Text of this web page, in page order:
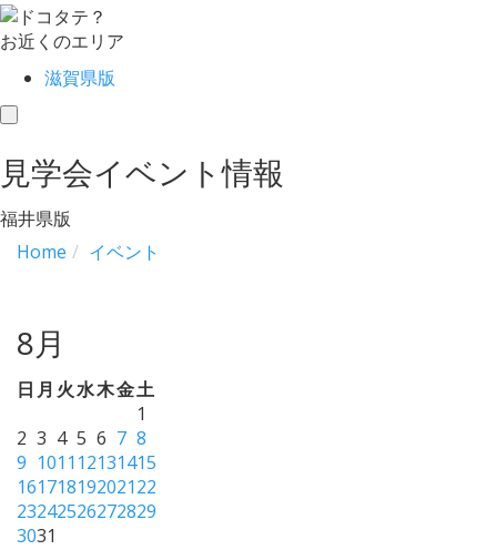
お近くのエリア
滋賀県版
toggle
見学会イベント情報
福井県版
Home
イベント
8月
日 月 火水木金土
1
2 3 4 5 6 7 8
9 1011 12131415
16171819202122
23242526272829
3031